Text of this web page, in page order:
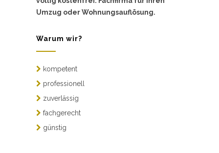
Umzug oder Wohnungsauflösung.
Warum wir?
kompetent
professionell
zuverlässig
fachgerecht
günstig